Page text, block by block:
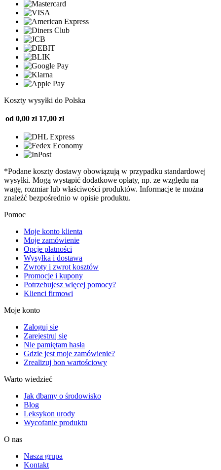
Koszty wysyłki do Polska
od 0,00 zł 17,00 zł
*Podane koszty dostawy obowiązują w przypadku standardowej
wysyłki. Mogą wystąpić dodatkowe opłaty, np. ze względu na
wagę, rozmiar lub właściwości produktów. Informacje te można
znaleźć bezpośrednio w opisie produktu.
Pomoc
Moje konto klienta
Moje zamówienie
Opcje płatności
Wysyłka i dostawa
Zwroty i zwrot kosztów
Promocje i kupony
Potrzebujesz więcej pomocy?
Klienci firmowi
Moje konto
Zaloguj się
Zarejestruj się
Nie pamiętam hasła
Gdzie jest moje zamówienie?
Zrealizuj bon wartościowy
Warto wiedzieć
Jak dbamy o środowisko
Blog
Leksykon urody
Wycofanie produktu
O nas
Nasza grupa
Kontakt